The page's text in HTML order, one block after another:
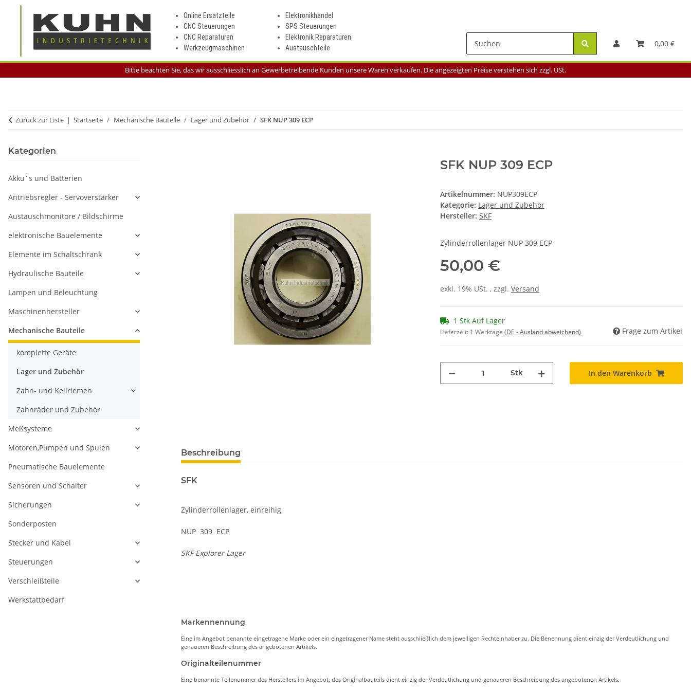
Online Ersatzteile
CNC Steuerungen
CNC Reparaturen
Werkzeugmaschinen
Elektronikhandel
SPS Steuerungen
Elektronik Reparaturen
Austauschteile
0,00 €
Bitte beachten Sie, das wir ausschliesslich an Gewerbetreibende Kunden unsere Waren verkaufen. Die angezeigten Preise verstehen sich zzgl. USt.
Zurück zur Liste Startseite Mechanische Bauteile Lager und Zubehör SFK NUP 309 ECP
SFK NUP 309 ECP
Artikelnummer: NUP309ECP
Kategorie: Lager und Zubehör
Hersteller: SKF
Zylinderrollenlager NUP 309 ECP
50,00 €
exkl. 19% USt. , zzgl. Versand
1 Stk Auf Lager
Lieferzeit: 1 Werktage (DE - Ausland abweichend) Frage zum Artikel
Stk In den Warenkorb
Beschreibung
SFK
Zylinderrollenlager, einreihig
NUP 309 ECP
SKF Explorer Lager
Markennennung
Eine im Angebot benannte eingetragene Marke oder ein eingetragener Name steht ausschließlich dem jeweiligen Rechteinhaber zu. Die Benennung dient einzig der Verdeutlichung und
genaueren Beschreibung des angebotenen Artikels.
Originalteilenummer
Eine benannte Teilenummer des Herstellers im Angebot, des Originalbauteils dient einzig der Verdeutlichung und genaueren Beschreibung des angebotenen Artikels.
Kategorien
Akku´s und Batterien
Antriebsregler - Servoverstärker
Austauschmonitore / Bildschirme
elektronische Bauelemente
Elemente im Schaltschrank
Hydraulische Bauteile
Lampen und Beleuchtung
Maschinenhersteller
Mechanische Bauteile
komplette Geräte
Lager und Zubehör
Zahn- und Keilriemen
Zahnräder und Zubehör
Meßsysteme
Motoren,Pumpen und Spulen
Pneumatische Bauelemente
Sensoren und Schalter
Sicherungen
Sonderposten
Stecker und Kabel
Steuerungen
Verschleißteile
Werkstattbedarf